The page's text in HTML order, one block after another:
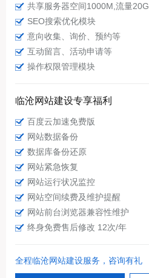
共享服务器空间1000M,流量20G
SEO搜索优化模块
意向收集、询价、预约等
互动留言、活动申请等
操作权限管理模块
临沧网站建设专享福利
百度云加速免费版
网站数据备份
数据库备份还原
网站紧急恢复
网站运行状况监控
网站空间续费及维护提醒
网站前台浏览器兼容性维护
终身免费售后修改 12次/年
全程临沧网站建设服务，咨询有礼